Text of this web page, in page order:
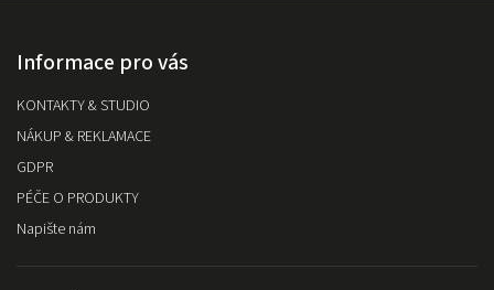
Informace pro vás
KONTAKTY & STUDIO
NÁKUP & REKLAMACE
GDPR
PÉČE O PRODUKTY
Napište nám